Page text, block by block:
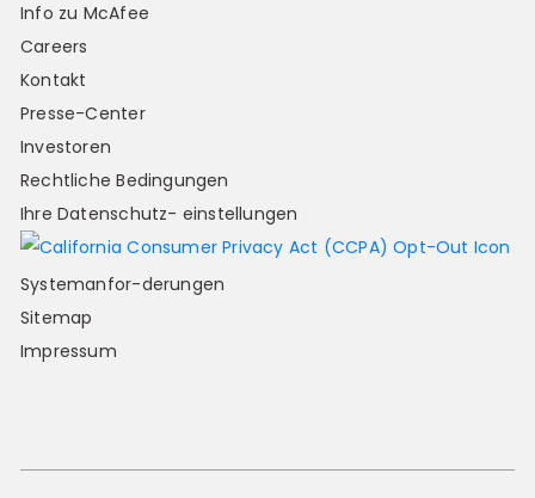
Info zu McAfee
Careers
Kontakt
Presse-Center
Investoren
Rechtliche Bedingungen
Ihre Datenschutz- einstellungen
Systemanfor-derungen
Sitemap
Impressum